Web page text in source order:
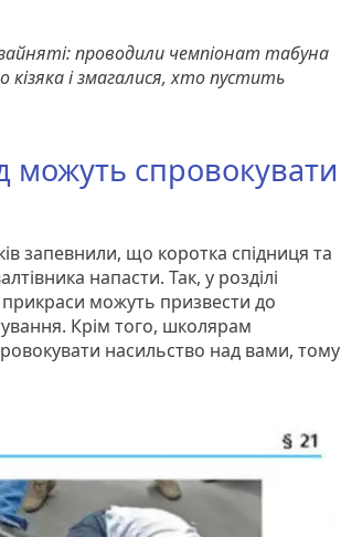
проводили чемпіонат табуна
кізяка і змагалися, хто пустить
можуть спровокувати
запевнили, що коротка спідниця та
напасти. Так, у розділі
можуть призвести до
Крім того, школярам
насильство над вами, тому